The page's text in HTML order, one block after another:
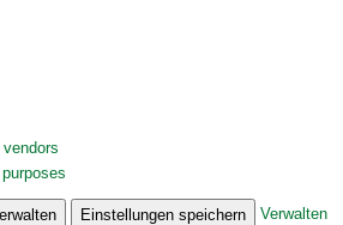
Einstellungen speichern Verwalten